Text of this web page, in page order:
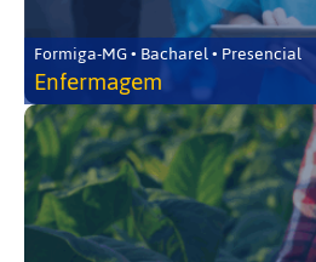
Formiga-MG • Bacharel • Presencial
Enfermagem